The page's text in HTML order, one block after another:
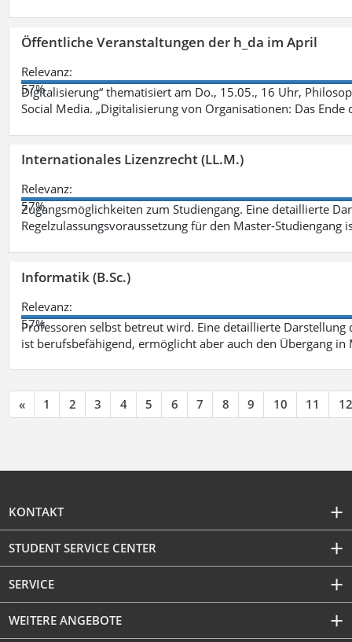
Öffentliche Veranstaltungen der h_da im April
Relevanz:
57%
Digitalisierung“ thematisiert am Do., 15.05., 16 Uhr,
Social Media. „Digitalisierung von Organisationen: Das Ende
Internationales Lizenzrecht (LL.M.)
Relevanz:
57%
Zugangsmöglichkeiten zum Studiengang. Eine detaillierte
Regelzulassungsvoraussetzung für den Master-
Informatik (B.Sc.)
Relevanz:
57%
Professoren selbst betreut wird. Eine detaillierte
ist berufsbefähigend, ermöglicht aber auch den Übergang in
« 1 2 3 4 5 6 7 8 9 10 11 12
KONTAKT
STUDENT SERVICE CENTER
SERVICE
WEITERE ANGEBOTE